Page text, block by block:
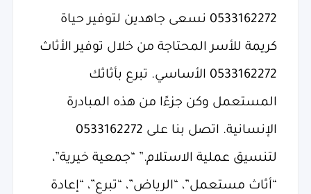
0533162272 نسعى جاهدين لتوفير حياة
كريمة للأسر المحتاجة من خلال توفير الأثاث
0533162272 الأساسي. تبرع بأثاثك
المستعمل وكن جزءًا من هذه المبادرة
الإنسانية. اتصل بنا على 0533162272
لتنسيق عملية الاستلام.” “جمعية خيرية”،
“أثاث مستعمل”، “الرياض”، “تبرع”، “إعادة